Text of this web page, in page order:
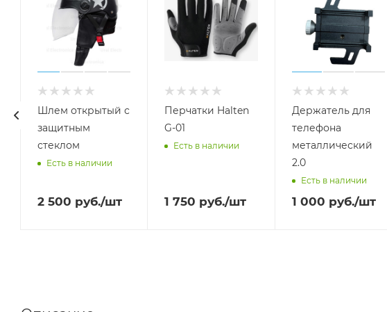
Шлем открытый с
защитным
стеклом
Есть в наличии
2 500 руб./шт
Перчатки Halten
G-01
Есть в наличии
1 750 руб./шт
Держатель для
телефона
металлический
2.0
Есть в наличии
1 000 руб./шт